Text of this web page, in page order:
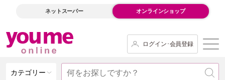
ネットスーパー オンラインショップ
ログイン･会員登録
カテゴリー